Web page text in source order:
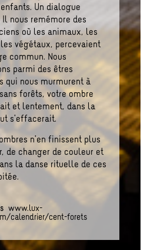
Un dialogue
Il nous remémore des
où les animaux, les
végétaux, percevaient
commun. Nous
parmi des êtres
qui nous murmurent à
forêts, votre ombre
et lentement, dans la
s’effacerait.
n’en finissent plus
de changer de couleur et
la danse rituelle de ces
www.lux-
calendrier/cent-forets